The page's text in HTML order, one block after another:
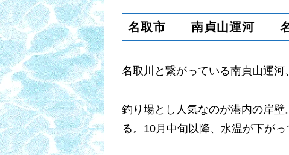
名取市 南貞山運河 名
名取川と繋がっている南貞山運河
釣り場とし人気なのが港内の岸
る。10月中旬以降、水温が下が